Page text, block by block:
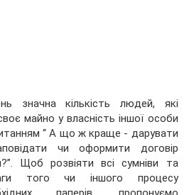
значна кількість людей, які
майно у власність іншої особи
“ А що ж краще - дарувати
чи оформити договір
Щоб розвіяти всі сумніви та
того чи іншого процесу